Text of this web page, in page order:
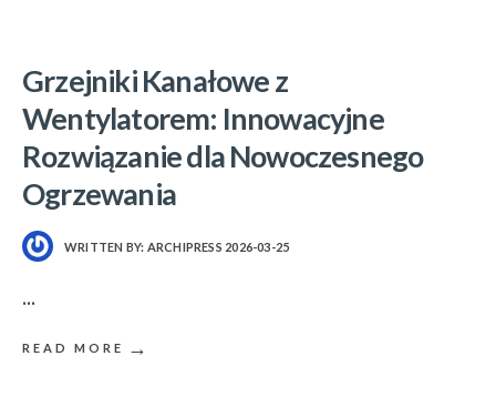
Grzejniki Kanałowe z
Wentylatorem: Innowacyjne
Rozwiązanie dla Nowoczesnego
Ogrzewania
WRITTEN BY: ARCHIPRESS 2026-03-25
...
READ MORE →